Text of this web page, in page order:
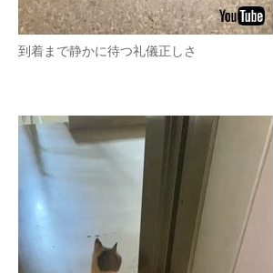
到着まで静かに待つ礼儀正しさ